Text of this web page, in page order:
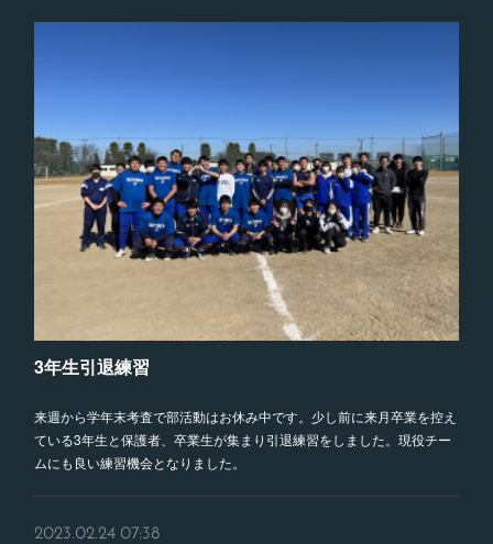
3年生引退練習
来週から学年末考査で部活動はお休み中です。少し前に来月卒業を控え
ている3年生と保護者、卒業生が集まり引退練習をしました。現役チー
ムにも良い練習機会となりました。
2023.02.24 07:38